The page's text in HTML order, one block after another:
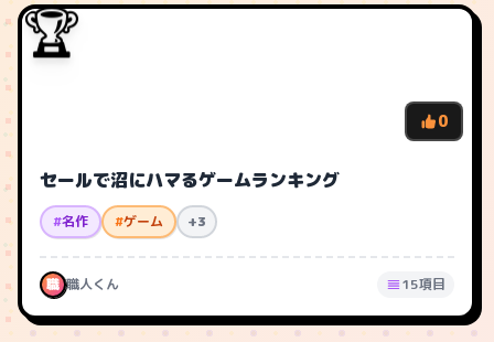
🏆
0
セールで沼にハマるゲームランキング
#名作 #ゲーム +3
職 職人くん 15項目